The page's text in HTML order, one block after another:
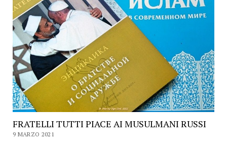
FRATELLI TUTTI PIACE AI MUSULMANI RUSSI
9 MARZO 2021